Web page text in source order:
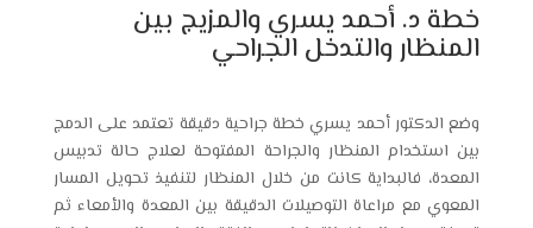
خطة د. أحمد يسري والمزيج بين
المنظار والتدخل الجراحي
وضع الدكتور أحمد يسري خطة جراحية دقيقة تعتمد على الدمج
بين استخدام المنظار والجراحة المفتوحة لعلاج حالة تدبيس
المعدة، فالبداية كانت من خلال المنظار لتنفيذ تحويل المسار
المعوي مع مراعاة التوصيلات الدقيقة بين المعدة والأمعاء ثم